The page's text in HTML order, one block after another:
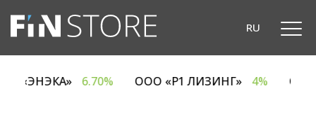
RU
ОДО «ЭНЭКА» 6.70% ООО «Р1 ЛИЗИНГ» 4%